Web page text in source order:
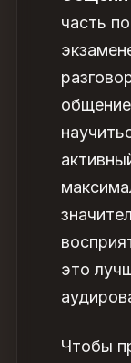
часть
это
Чтобы